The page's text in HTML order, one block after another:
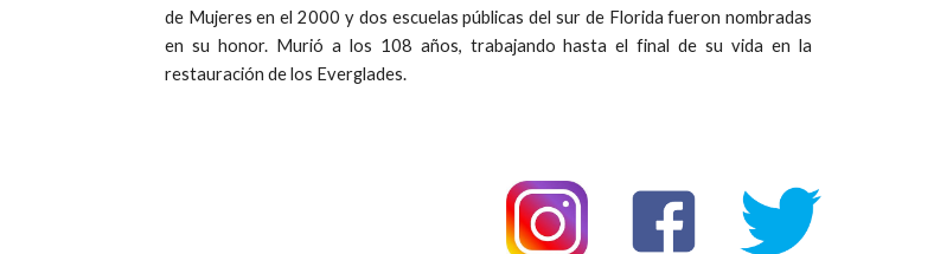
de Mujeres en el 2000 y dos escuelas públicas del sur de Florida fueron nombradas
en su honor. Murió a los 108 años, trabajando hasta el final de su vida en la
restauración de los Everglades.